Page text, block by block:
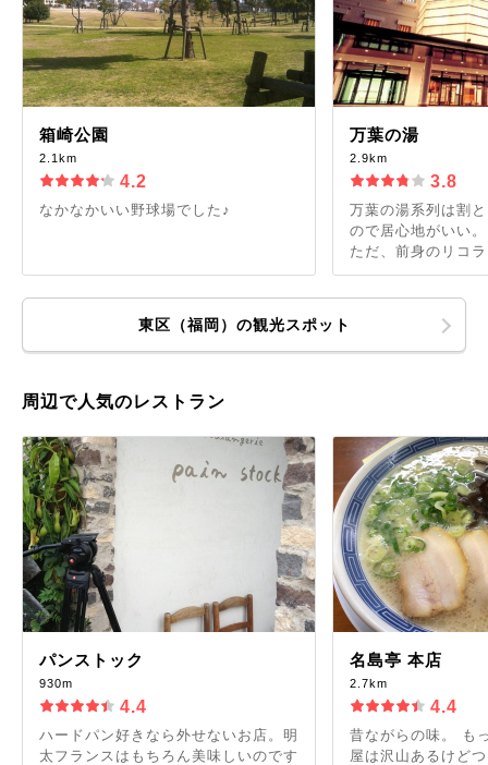
箱崎公園
2.1km
4.2
なかなかいい野球場でした♪
万葉の湯
2.9km
3.8
万葉の湯系列は割
ので居心地がいい
ただ、前身のリコ
東区（福岡）の観光スポット
周辺で人気のレストラン
パンストック
930m
4.4
ハードパン好きなら外せないお店。明
太フランスはもちろん美味しいのです
名島亭 本店
2.7km
4.4
昔ながらの味。 も
屋は沢山あるけど